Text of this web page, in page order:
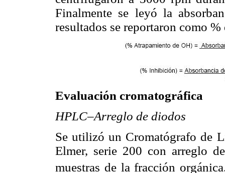
Finalmente se leyó la
resultados se reportaron como
Evaluación cromatográfica
HPLC–Arreglo de diodos
Se utilizó un Cromatógrafo de
Elmer, serie 200 con arreglo
muestras de la fracción